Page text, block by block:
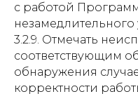
с работой
незамедлительного
3.2.9. Отмечать
соответствующим
обнаружения
корректности